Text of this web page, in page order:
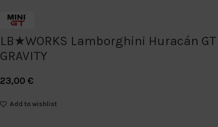
LB★WORKS Lamborghini Huracán GT
GRAVITY
23,00 €
Add to wishlist